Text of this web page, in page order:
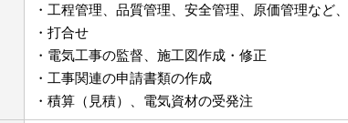
・工程管理、品質管理、安全管理、原価管理など
・打合せ
・電気工事の監督、施工図作成・修正
・工事関連の申請書類の作成
・積算（見積）、電気資材の受発注